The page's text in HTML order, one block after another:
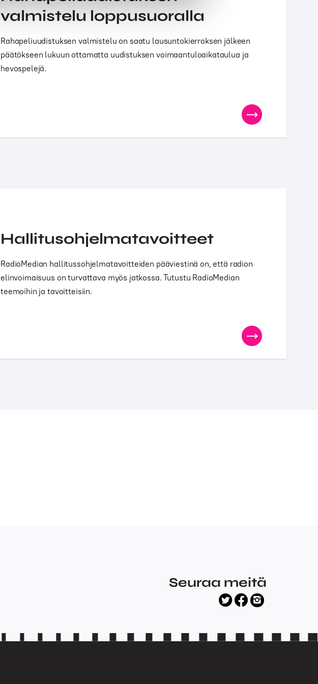
valmistelu loppusuoralla
Rahapeliuudistuksen valmistelu on saatu lausuntokierroksen jälkeen
päätökseen lukuun ottamatta uudistuksen voimaantuloaikataulua ja
hevospelejä.
Hallitusohjelmatavoitteet
RadioMedian hallitussohjelmatavoitteiden pääviestinä on, että radion
elinvoimaisuus on turvattava myös jatkossa. Tutustu RadioMedian
teemoihin ja tavoitteisiin.
Seuraa meitä
twitter
facebook
instagram